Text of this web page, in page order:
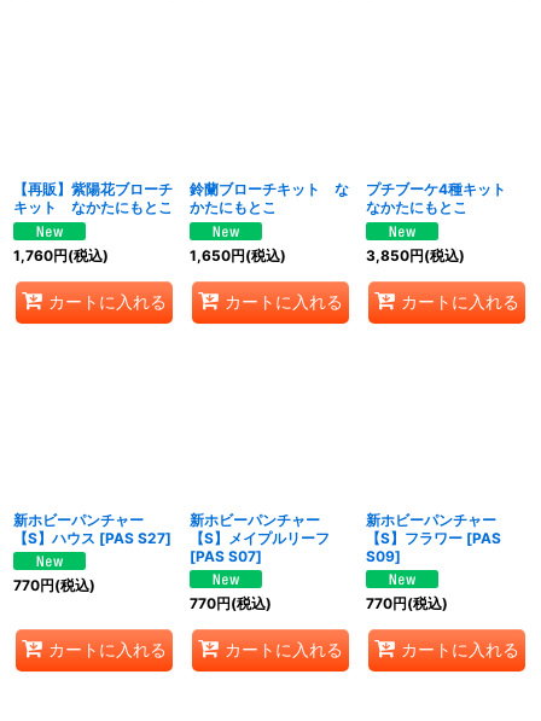
【再販】紫陽花ブローチ
キット なかたにもとこ
1,760円(税込)
カートに入れる
鈴蘭ブローチキット な
かたにもとこ
1,650円(税込)
カートに入れる
プチブーケ4種キット
なかたにもとこ
3,850円(税込)
カートに入れる
新ホビーパンチャー
【S】ハウス [PAS S27]
770円(税込)
カートに入れる
新ホビーパンチャー
【S】メイプルリーフ
[PAS S07]
770円(税込)
カートに入れる
新ホビーパンチャー
【S】フラワー [PAS
S09]
770円(税込)
カートに入れる